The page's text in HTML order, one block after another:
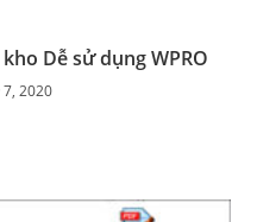
Dễ sử dụng WPRO
7, 2020